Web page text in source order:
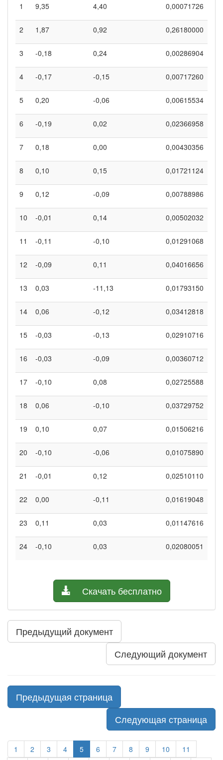
1 9,35 4,40 0,00071726
2 1,87 0,92 0,26180000
3 -0,18 0,24 0,00286904
4 -0,17 -0,15 0,00717260
5 0,20 -0,06 0,00615534
6 -0,19 0,02 0,02366958
7 0,18 0,00 0,00430356
8 0,10 0,15 0,01721124
9 0,12 -0,09 0,00788986
10 -0,01 0,14 0,00502032
11 -0,11 -0,10 0,01291068
12 -0,09 0,11 0,04016656
13 0,03 -11,13 0,01793150
14 0,06 -0,12 0,03412818
15 -0,03 -0,13 0,02910716
16 -0,03 -0,09 0,00360712
17 -0,10 0,08 0,02725588
18 0,06 -0,10 0,03729752
19 0,10 0,07 0,01506216
20 -0,10 -0,06 0,01075890
21 -0,01 0,12 0,02510110
22 0,00 -0,11 0,01619048
23 0,11 0,03 0,01147616
24 -0,10 0,03 0,02080051
Скачать бесплатно
Предыдущий документ
Следующий документ
Предыдущая страница
Следующая страница
1 2 3 4 5 6 7 8 9 10
11